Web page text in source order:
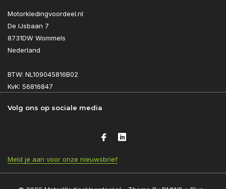
Motorkledingvoordeel.nl
De IJsbaan 7
8731DW Wommels
Nederland
BTW: NL109045816B02
KvK: 56816847
Volg ons op sociale media
Meld je aan voor onze nieuwsbrief